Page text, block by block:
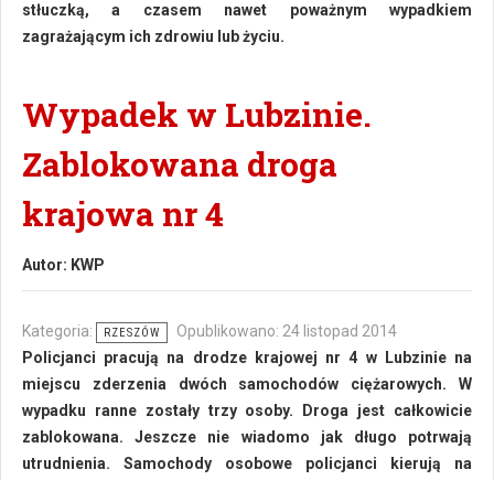
stłuczką, a czasem nawet poważnym wypadkiem
zagrażającym ich zdrowiu lub życiu.
Wypadek w Lubzinie.
Zablokowana droga
krajowa nr 4
Autor: KWP
Kategoria: RZESZÓW
Opublikowano: 24 listopad 2014
Policjanci pracują na drodze krajowej nr 4 w Lubzinie na
miejscu zderzenia dwóch samochodów ciężarowych. W
wypadku ranne zostały trzy osoby. Droga jest całkowicie
zablokowana. Jeszcze nie wiadomo jak długo potrwają
utrudnienia. Samochody osobowe policjanci kierują na